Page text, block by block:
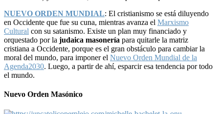
NUEVO ORDEN MUNDIAL: El cristianismo se está diluyendo
en Occidente que fue su cuna, mientras avanza el Marxismo
Cultural con su satanismo. Existe un plan muy financiado y
orquestado por la judaica masonería para quitarle la matriz
cristiana a Occidente, porque es el gran obstáculo para cambiar la
moral del mundo, para imponer el Nuevo Orden Mundial de la
Agenda2030. Luego, a partir de ahí, esparcir esa tendencia por todo
el mundo.
Nuevo Orden Masónico